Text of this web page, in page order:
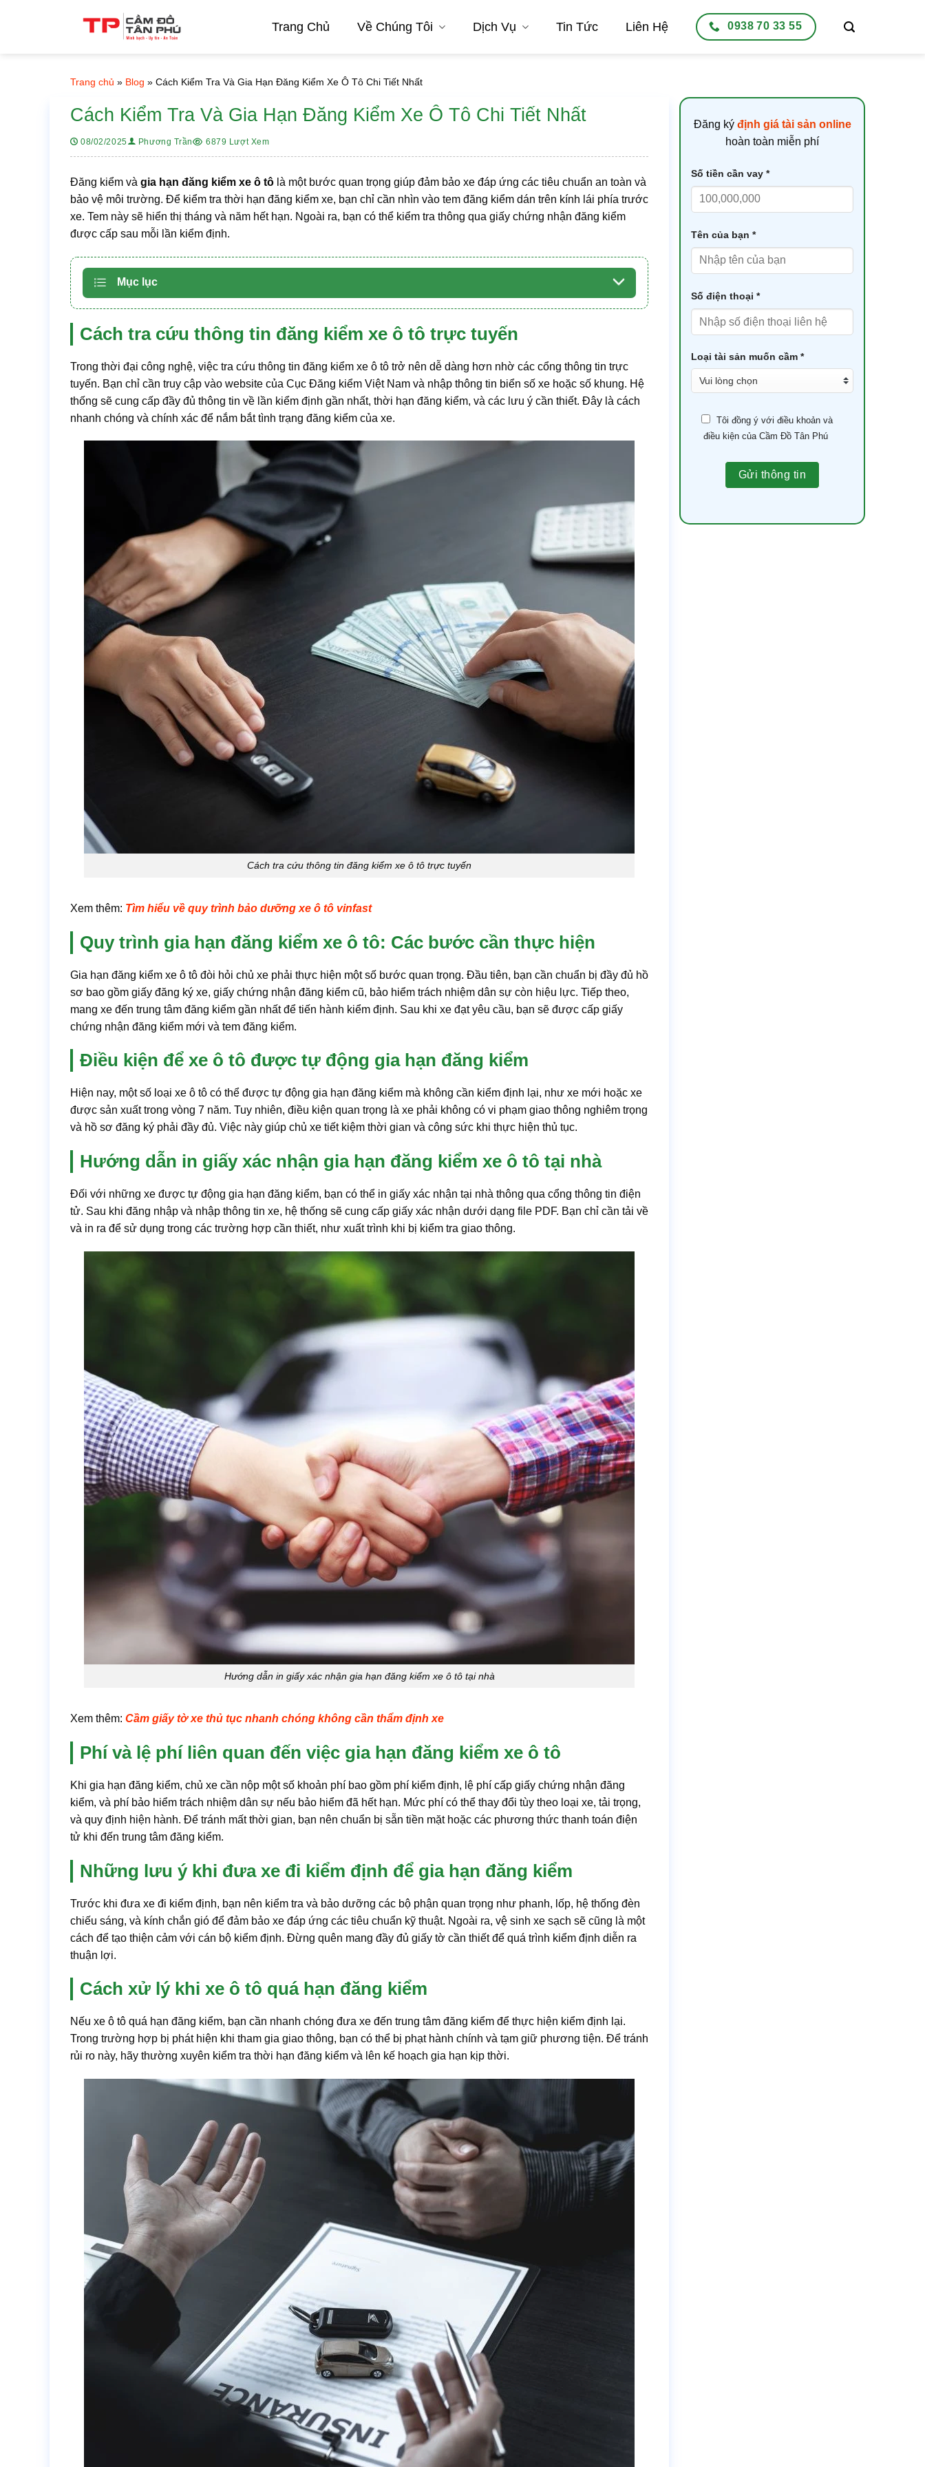
Trang Chủ Về Chúng Tôi Dịch Vụ Tin Tức Liên Hệ 0938 70 33 55
Trang chủ » Blog » Cách Kiểm Tra Và Gia Hạn Đăng Kiểm Xe Ô Tô Chi Tiết Nhất
Cách Kiểm Tra Và Gia Hạn Đăng Kiểm Xe Ô Tô Chi Tiết Nhất
08/02/2025 Phương Trần 6879 Lượt Xem
Đăng kiểm và gia hạn đăng kiểm xe ô tô là một bước quan trọng giúp đảm bảo xe đáp ứng các tiêu chuẩn an toàn và
bảo vệ môi trường. Để kiểm tra thời hạn đăng kiểm xe, bạn chỉ cần nhìn vào tem đăng kiểm dán trên kính lái phía trước
xe. Tem này sẽ hiển thị tháng và năm hết hạn. Ngoài ra, bạn có thể kiểm tra thông qua giấy chứng nhận đăng kiểm
được cấp sau mỗi lần kiểm định.
Mục lục
Cách tra cứu thông tin đăng kiểm xe ô tô trực tuyến
Trong thời đại công nghệ, việc tra cứu thông tin đăng kiểm xe ô tô trở nên dễ dàng hơn nhờ các cổng thông tin trực
tuyến. Bạn chỉ cần truy cập vào website của Cục Đăng kiểm Việt Nam và nhập thông tin biển số xe hoặc số khung. Hệ
thống sẽ cung cấp đầy đủ thông tin về lần kiểm định gần nhất, thời hạn đăng kiểm, và các lưu ý cần thiết. Đây là cách
nhanh chóng và chính xác để nắm bắt tình trạng đăng kiểm của xe.
Cách tra cứu thông tin đăng kiểm xe ô tô trực tuyến
Xem thêm: Tìm hiểu về quy trình bảo dưỡng xe ô tô vinfast
Quy trình gia hạn đăng kiểm xe ô tô: Các bước cần thực hiện
Gia hạn đăng kiểm xe ô tô đòi hỏi chủ xe phải thực hiện một số bước quan trọng. Đầu tiên, bạn cần chuẩn bị đầy đủ hồ
sơ bao gồm giấy đăng ký xe, giấy chứng nhận đăng kiểm cũ, bảo hiểm trách nhiệm dân sự còn hiệu lực. Tiếp theo,
mang xe đến trung tâm đăng kiểm gần nhất để tiến hành kiểm định. Sau khi xe đạt yêu cầu, bạn sẽ được cấp giấy
chứng nhận đăng kiểm mới và tem đăng kiểm.
Điều kiện để xe ô tô được tự động gia hạn đăng kiểm
Hiện nay, một số loại xe ô tô có thể được tự động gia hạn đăng kiểm mà không cần kiểm định lại, như xe mới hoặc xe
được sản xuất trong vòng 7 năm. Tuy nhiên, điều kiện quan trọng là xe phải không có vi phạm giao thông nghiêm trọng
và hồ sơ đăng ký phải đầy đủ. Việc này giúp chủ xe tiết kiệm thời gian và công sức khi thực hiện thủ tục.
Hướng dẫn in giấy xác nhận gia hạn đăng kiểm xe ô tô tại nhà
Đối với những xe được tự động gia hạn đăng kiểm, bạn có thể in giấy xác nhận tại nhà thông qua cổng thông tin điện
tử. Sau khi đăng nhập và nhập thông tin xe, hệ thống sẽ cung cấp giấy xác nhận dưới dạng file PDF. Bạn chỉ cần tải về
và in ra để sử dụng trong các trường hợp cần thiết, như xuất trình khi bị kiểm tra giao thông.
Hướng dẫn in giấy xác nhận gia hạn đăng kiểm xe ô tô tại nhà
Xem thêm: Cầm giấy tờ xe thủ tục nhanh chóng không cần thẩm định xe
Phí và lệ phí liên quan đến việc gia hạn đăng kiểm xe ô tô
Khi gia hạn đăng kiểm, chủ xe cần nộp một số khoản phí bao gồm phí kiểm định, lệ phí cấp giấy chứng nhận đăng
kiểm, và phí bảo hiểm trách nhiệm dân sự nếu bảo hiểm đã hết hạn. Mức phí có thể thay đổi tùy theo loại xe, tải trọng,
và quy định hiện hành. Để tránh mất thời gian, bạn nên chuẩn bị sẵn tiền mặt hoặc các phương thức thanh toán điện
tử khi đến trung tâm đăng kiểm.
Những lưu ý khi đưa xe đi kiểm định để gia hạn đăng kiểm
Trước khi đưa xe đi kiểm định, bạn nên kiểm tra và bảo dưỡng các bộ phận quan trọng như phanh, lốp, hệ thống đèn
chiếu sáng, và kính chắn gió để đảm bảo xe đáp ứng các tiêu chuẩn kỹ thuật. Ngoài ra, vệ sinh xe sạch sẽ cũng là một
cách để tạo thiện cảm với cán bộ kiểm định. Đừng quên mang đầy đủ giấy tờ cần thiết để quá trình kiểm định diễn ra
thuận lợi.
Cách xử lý khi xe ô tô quá hạn đăng kiểm
Nếu xe ô tô quá hạn đăng kiểm, bạn cần nhanh chóng đưa xe đến trung tâm đăng kiểm để thực hiện kiểm định lại.
Trong trường hợp bị phát hiện khi tham gia giao thông, bạn có thể bị phạt hành chính và tạm giữ phương tiện. Để tránh
rủi ro này, hãy thường xuyên kiểm tra thời hạn đăng kiểm và lên kế hoạch gia hạn kịp thời.
Đăng ký định giá tài sản online
hoàn toàn miễn phí
Số tiền cần vay *
Tên của bạn *
Số điện thoại *
Loại tài sản muốn cầm *
Tôi đồng ý với điều khoản và
điều kiện của Cầm Đồ Tân Phú